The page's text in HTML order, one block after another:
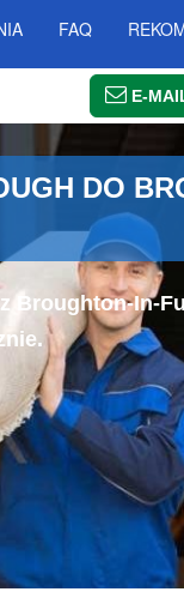
FAQ
E-
DO
Broughton-In-